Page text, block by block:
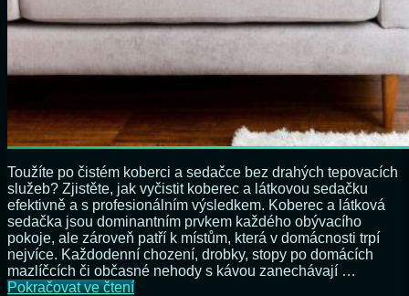
Toužíte po čistém koberci a sedačce bez drahých tepovacích
služeb? Zjistěte, jak vyčistit koberec a látkovou sedačku
efektivně a s profesionálním výsledkem. Koberec a látková
sedačka jsou dominantním prvkem každého obývacího
pokoje, ale zároveň patří k místům, která v domácnosti trpí
nejvíce. Každodenní chození, drobky, stopy po domácích
mazlíčcích či občasné nehody s kávou zanechávají …
Pokračovat ve čteníVraťte